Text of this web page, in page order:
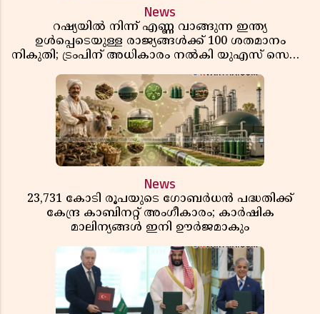
News
റഷ്യയിൽ നിന്ന് എണ്ണ വാങ്ങുന്ന ഇന്ത്യ
ഉൾപ്പെടെയുള്ള രാജ്യങ്ങൾക്ക് 100 ശതമാനം
നികുതി; ട്രംപിന് അധികാരം നൽകി യുഎസ് സെനറ്റ്
News
23,731 കോടി രൂപയുടെ ഗോബർധൻ പദ്ധതിക്ക്
കേന്ദ്ര കാബിനറ്റ് അംഗീകാരം; കാർഷിക
മാലിന്യങ്ങൾ ഇനി ഊർജമാകും